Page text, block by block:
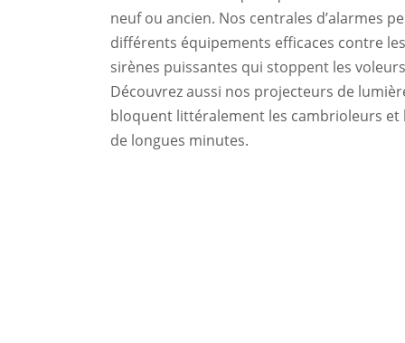
neuf ou ancien. Nos centrales d’alarmes
différents équipements efficaces contre
sirènes puissantes qui stoppent les
Découvrez aussi nos projecteurs de
bloquent littéralement les cambrioleurs
de longues minutes.